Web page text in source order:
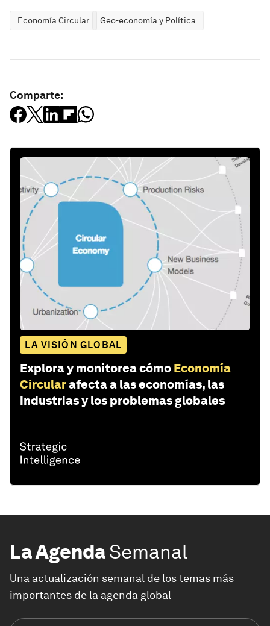
Economía Circular Geo-economía y Política
Comparte:
LA VISIÓN GLOBAL
Explora y monitorea cómo Economía
Circularafecta a las economías, las
industrias y los problemas globales
La AgendaSemanal
Una actualización semanal de los temas más
importantes de la agenda global